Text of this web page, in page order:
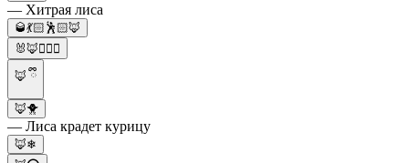
— Хитрая лиса
🥃💃🏻🕺🏻🦊
🐰🦊👮🏻‍♀️
🦊 ྀི
🦊🐥
— Лиса крадет курицу
🦊❄